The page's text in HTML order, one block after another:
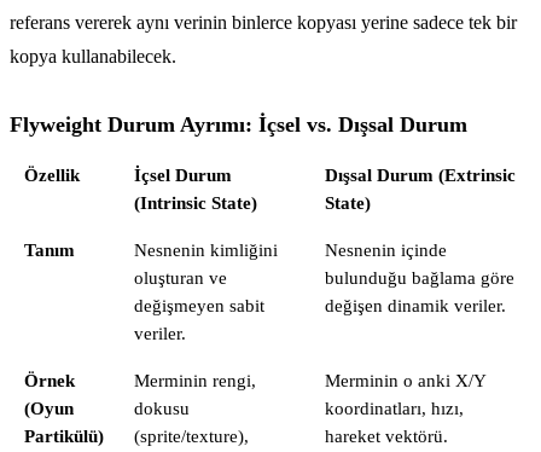
referans vererek aynı verinin binlerce kopyası yerine sadece tek bir
kopya kullanabilecek.
Flyweight Durum Ayrımı: İçsel vs. Dışsal Durum
Özellik
İçsel Durum
(Intrinsic State)
Dışsal Durum (Extrinsic
State)
Tanım
Nesnenin kimliğini
oluşturan ve
değişmeyen sabit
veriler.
Nesnenin içinde
bulunduğu bağlama göre
değişen dinamik veriler.
Örnek
(Oyun
Partikülü)
Merminin rengi,
dokusu
(sprite/texture),
Merminin o anki X/Y
koordinatları, hızı,
hareket vektörü.